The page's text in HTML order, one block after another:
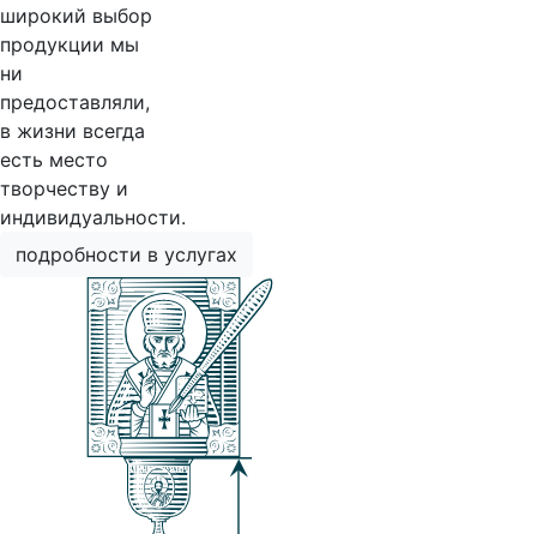
широкий выбор
продукции мы
ни
предоставляли,
в жизни всегда
есть место
творчеству и
индивидуальности.
подробности в услугах